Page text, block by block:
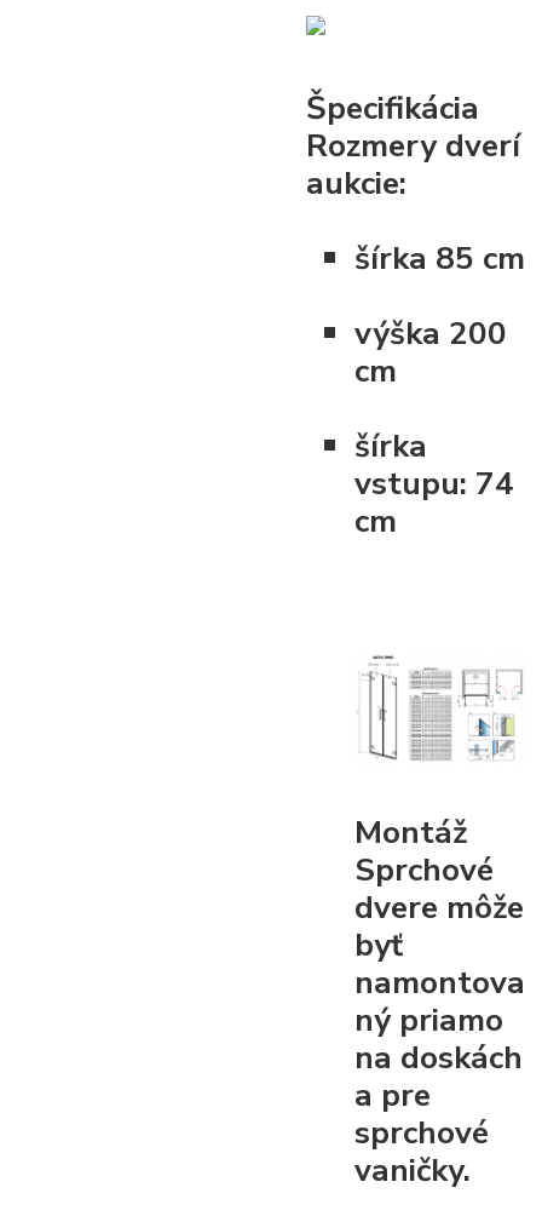
Špecifikácia
Rozmery dverí
aukcie:
šírka 85 cm
výška 200
cm
šírka
vstupu: 74
cm
Montáž
Sprchové
dvere môže
byť
namontova
ný priamo
na doskách
a pre
sprchové
vaničky.